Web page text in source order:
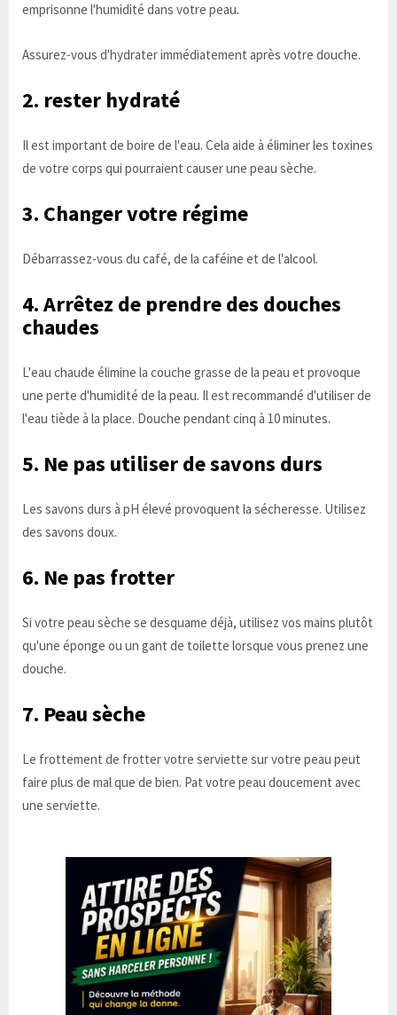
emprisonne l'humidité dans votre peau.
Assurez-vous d'hydrater immédiatement après votre douche.
2. rester hydraté
Il est important de boire de l'eau. Cela aide à éliminer les toxines
de votre corps qui pourraient causer une peau sèche.
3. Changer votre régime
Débarrassez-vous du café, de la caféine et de l'alcool.
4. Arrêtez de prendre des douches
chaudes
L'eau chaude élimine la couche grasse de la peau et provoque
une perte d'humidité de la peau. Il est recommandé d'utiliser de
l'eau tiède à la place. Douche pendant cinq à 10 minutes.
5. Ne pas utiliser de savons durs
Les savons durs à pH élevé provoquent la sécheresse. Utilisez
des savons doux.
6. Ne pas frotter
Si votre peau sèche se desquame déjà, utilisez vos mains plutôt
qu'une éponge ou un gant de toilette lorsque vous prenez une
douche.
7. Peau sèche
Le frottement de frotter votre serviette sur votre peau peut
faire plus de mal que de bien. Pat votre peau doucement avec
une serviette.